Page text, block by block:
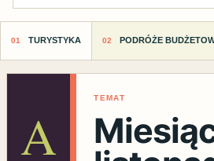
TURYSTYKA PODRÓŻE
A
TEMAT